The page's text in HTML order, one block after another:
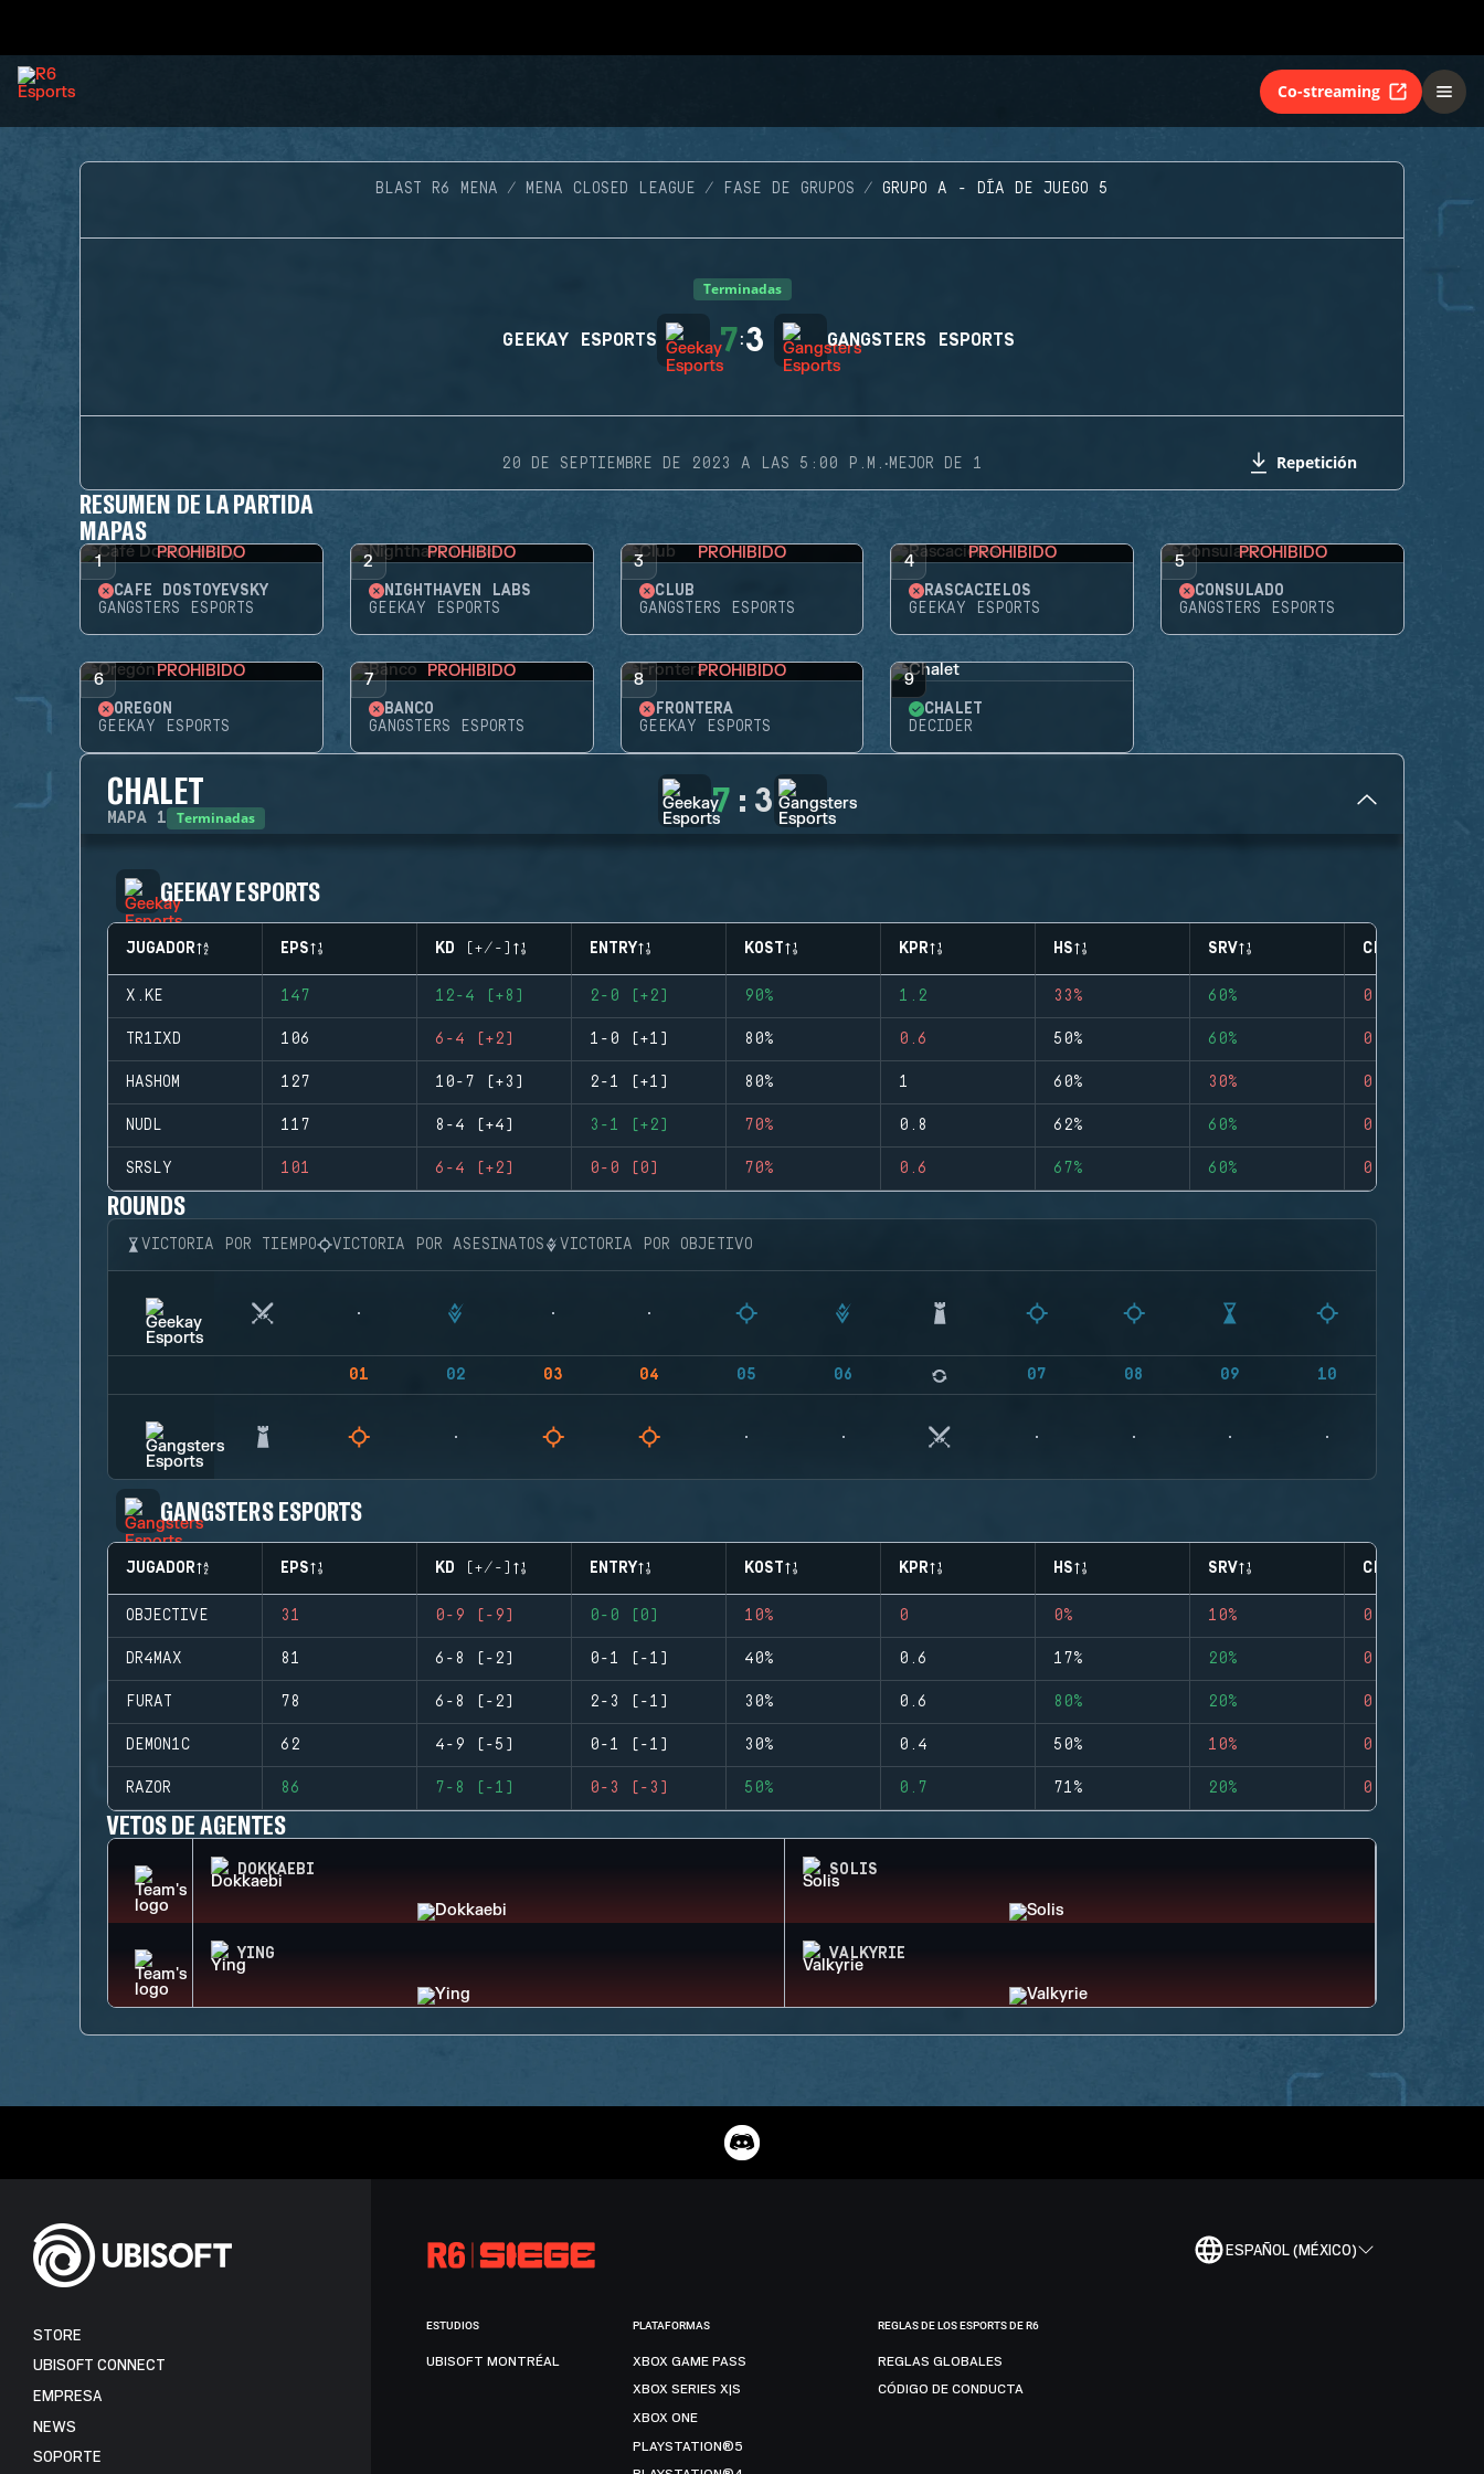
Co-streaming
BLAST R6 MENA MENA CLOSED LEAGUE FASE DE GRUPOS GRUPO A - DÍA DE JUEGO 5
Terminadas
GEEKAY ESPORTS 7:3 GANGSTERS ESPORTS
20 DE SEPTIEMBRE DE 2023 A LAS 5:00 P.M. ·MEJOR DE 1 Repetición
RESUMEN DE LA PARTIDA
MAPAS
1 PROHIBIDO
CAFÉ DOSTOYEVSKY
GANGSTERS ESPORTS
2 PROHIBIDO
NIGHTHAVEN LABS
GEEKAY ESPORTS
3 PROHIBIDO
CLUB
GANGSTERS ESPORTS
4 PROHIBIDO
RASCACIELOS
GEEKAY ESPORTS
5 PROHIBIDO
CONSULADO
GANGSTERS ESPORTS
6 PROHIBIDO
OREGÓN
GEEKAY ESPORTS
7 PROHIBIDO
BANCO
GANGSTERS ESPORTS
8 PROHIBIDO
FRONTERA
GEEKAY ESPORTS
9
CHALET
DECIDER
CHALET
MAPA 1 Terminadas 7 : 3
GEEKAY ESPORTS
JUGADOR EPS KD (+/-) ENTRY KOST KPR HS SRV CLUTCHES
X.KE 147 12-4 (+8) 2-0 (+2) 90% 1.2 33% 60% 0
TR1IXD 106 6-4 (+2) 1-0 (+1) 80% 0.6 50% 60% 0
HASHOM 127 10-7 (+3) 2-1 (+1) 80% 1 60% 30% 0
NUDL 117 8-4 (+4) 3-1 (+2) 70% 0.8 62% 60% 0
SRSLY 101 6-4 (+2) 0-0 (0) 70% 0.6 67% 60% 0
ROUNDS
VICTORIA POR TIEMPO VICTORIA POR ASESINATOS VICTORIA POR OBJETIVO
01 02 03 04 05 06 07 08 09 10
GANGSTERS ESPORTS
JUGADOR EPS KD (+/-) ENTRY KOST KPR HS SRV CLUTCHES
OBJECTIVE 31 0-9 (-9) 0-0 (0) 10% 0 0% 10% 0
DR4MAX 81 6-8 (-2) 0-1 (-1) 40% 0.6 17% 20% 0
FURAT 78 6-8 (-2) 2-3 (-1) 30% 0.6 80% 20% 0
DEMON1C 62 4-9 (-5) 0-1 (-1) 30% 0.4 50% 10% 0
RAZOR 86 7-8 (-1) 0-3 (-3) 50% 0.7 71% 20% 0
VETOS DE AGENTES
DOKKAEBI SOLIS
YING VALKYRIE
ESPAÑOL (MÉXICO)
STORE
UBISOFT CONNECT
EMPRESA
NEWS
SOPORTE
ESTUDIOS
UBISOFT MONTRÉAL
PLATAFORMAS
XBOX GAME PASS
XBOX SERIES X|S
XBOX ONE
PLAYSTATION®5
REGLAS DE LOS ESPORTS DE R6
REGLAS GLOBALES
CÓDIGO DE CONDUCTA